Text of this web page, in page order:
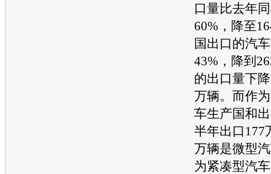
口量比去年
60%，降至
国出口的汽车
43%，降到
的出口量下
万辆。而作
车生产国和
半年出口177
万辆是微型
为紧凑型汽车